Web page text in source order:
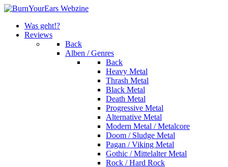
Was geht!?
Reviews
Back
Alben / Genres
Back
Heavy Metal
Thrash Metal
Black Metal
Death Metal
Progressive Metal
Alternative Metal
Modern Metal / Metalcore
Doom / Sludge Metal
Pagan / Viking Metal
Gothic / Mittelalter Metal
Rock / Hard Rock